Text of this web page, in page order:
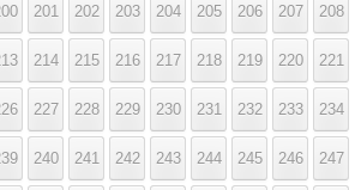
201 202 203 204 205 206 207 208
214 215 216 217 218 219 220 221
227 228 229 230 231 232 233 234
240 241 242 243 244 245 246 247